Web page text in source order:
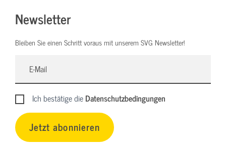
Newsletter
Bleiben Sie einen Schritt voraus mit unserem SVG Newsletter!
Ich bestätige dieDatenschutzbedingungen
Jetzt abonnieren